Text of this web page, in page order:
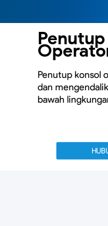
Penutup konsol
dan
bawah